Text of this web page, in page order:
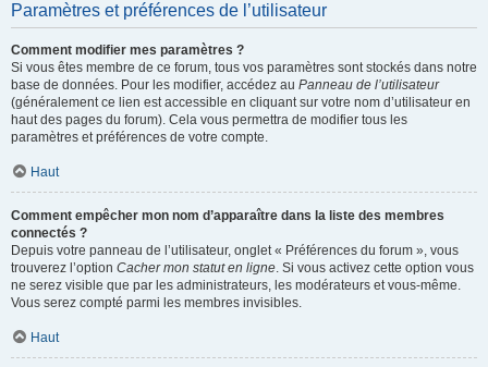
Paramètres et préférences de l’utilisateur
Comment modifier mes paramètres ?
Si vous êtes membre de ce forum, tous vos paramètres sont stockés dans notre
base de données. Pour les modifier, accédez au Panneau de l’utilisateur
(généralement ce lien est accessible en cliquant sur votre nom d’utilisateur en
haut des pages du forum). Cela vous permettra de modifier tous les
paramètres et préférences de votre compte.
Haut
Comment empêcher mon nom d’apparaître dans la liste des membres
connectés ?
Depuis votre panneau de l’utilisateur, onglet « Préférences du forum », vous
trouverez l’option Cacher mon statut en ligne. Si vous activez cette option vous
ne serez visible que par les administrateurs, les modérateurs et vous-même.
Vous serez compté parmi les membres invisibles.
Haut